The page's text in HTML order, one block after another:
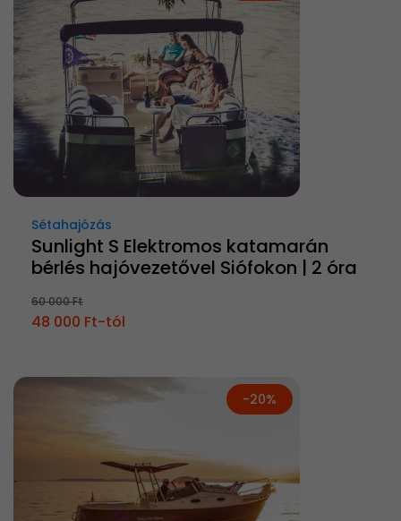
Sétahajózás
Sunlight S Elektromos katamarán
bérlés hajóvezetővel Siófokon | 2 óra
60 000 Ft
48 000 Ft-tól
-20%